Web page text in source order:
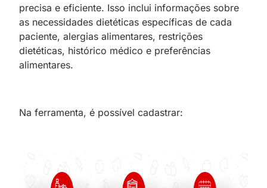
precisa e eficiente. Isso inclui informações sobre
as necessidades dietéticas específicas de cada
paciente, alergias alimentares, restrições
dietéticas, histórico médico e preferências
alimentares.
Na ferramenta, é possível cadastrar: